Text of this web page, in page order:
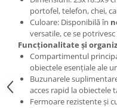
portofel, telefon, chei,
Culoare: Disponibilă în
versatile, ce se
Funcționalitate și
Compartimentul
obiectele esențiale ale
Buzunarele
acces rapid la obiectele
Fermoare rezistente și